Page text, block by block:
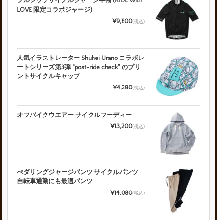
LOVE 限定コラボジャージ)
¥9,800(税込)
人気イラストレーター Shuhei Urano コラボレ
ートシリーズ第3弾 “post-ride check” のプリ
ントサイクルキャップ
¥4,290(税込)
オフバイクウエアー サイクルフーディー
¥13,200(税込)
ぺダリングジャージパンツ サイクルパンツ
自転車通勤にも最適パンツ
¥14,080(税込)